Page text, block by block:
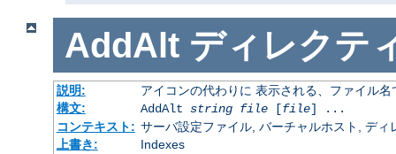
AddAlt ディレクテ
説明:
アイコンの代わりに 表示される、ファイル
構文:
AddAlt string file[file] ...
コンテキスト: サーバ設定ファイル, バーチャルホスト, ディ
上書き:
Indexes